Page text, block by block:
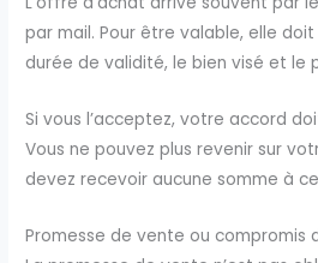
par mail. Pour être valable, elle
durée de validité, le bien visé et le
Si vous l’acceptez, votre accord
Vous ne pouvez plus revenir sur
devez recevoir aucune somme à
Promesse de vente ou compromis